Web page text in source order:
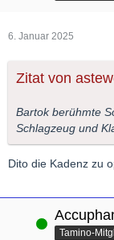
6. Januar 2025
Zitat von
Bartok berühmte
Schlagzeug und
Dito die Kadenz zu
Online
Tamino-